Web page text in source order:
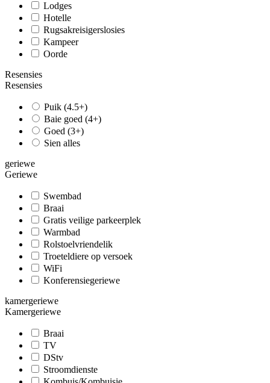
Lodges
Hotelle
Rugsakreisigerslosies
Kampeer
Oorde
Resensies
Resensies
Puik (4.5+)
Baie goed (4+)
Goed (3+)
Sien alles
geriewe
Geriewe
Swembad
Braai
Gratis veilige parkeerplek
Warmbad
Rolstoelvriendelik
Troeteldiere op versoek
WiFi
Konferensiegeriewe
kamergeriewe
Kamergeriewe
Braai
TV
DStv
Stroomdienste